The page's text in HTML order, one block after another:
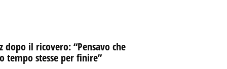
dopo il ricovero: “Pensavo che
tempo stesse per finire”